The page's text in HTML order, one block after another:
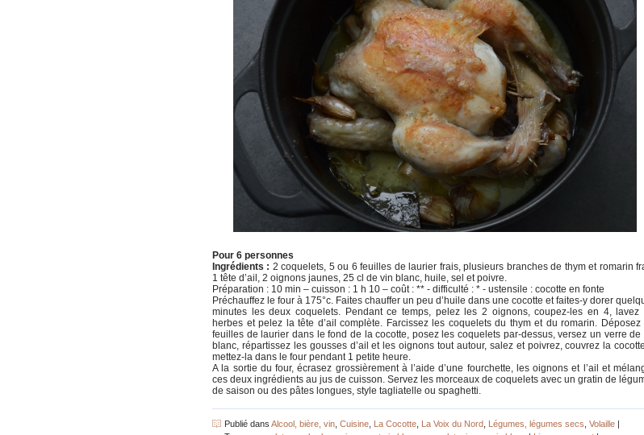
Pour 6 personnes
Ingrédients : 2 coquelets, 5 ou 6 feuilles de laurier frais, plusieurs branches de thym et romarin
1 tête d’ail, 2 oignons jaunes, 25 cl de vin blanc, huile, sel et poivre.
Préparation : 10 min – cuisson : 1 h 10 – coût : ** - difficulté : * - ustensile : cocotte en fonte
Préchauffez le four à 175°c. Faites chauffer un peu d’huile dans une cocotte et faites-y dorer
minutes les deux coquelets. Pendant ce temps, pelez les 2 oignons, coupez-les en 4, lavez
herbes et pelez la tête d’ail complète. Farcissez les coquelets du thym et du romarin. Déposez
feuilles de laurier dans le fond de la cocotte, posez les coquelets par-dessus, versez un verre de
blanc, répartissez les gousses d’ail et les oignons tout autour, salez et poivrez, couvrez la
mettez-la dans le four pendant 1 petite heure.
A la sortie du four, écrasez grossièrement à l’aide d’une fourchette, les oignons et l’ail et
ces deux ingrédients au jus de cuisson. Servez les morceaux de coquelets avec un gratin de
de saison ou des pâtes longues, style tagliatelle ou spaghetti.
Publié dans Alcool, bière, vin Cuisine La Cocotte La Voix du Nord Légumes, légumes secs Volaille |